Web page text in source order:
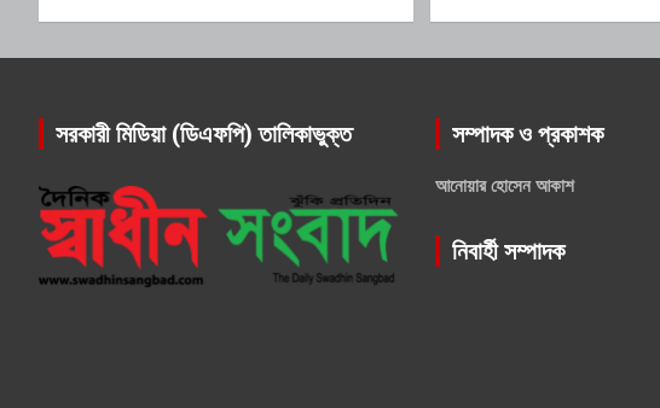
সরকারী মিডিয়া (ডিএফপি) তালিকাভুক্ত সম্পাদক ও প্রকাশক
আনোয়ার হোসেন আকাশ
নিবার্হী সম্পাদক